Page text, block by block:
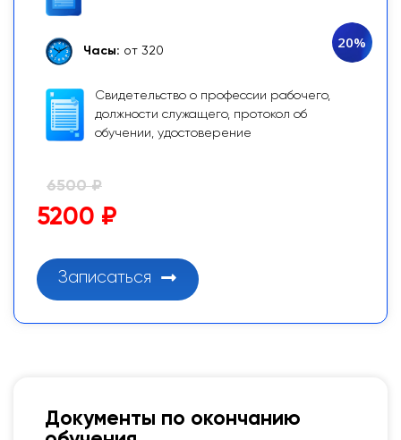
Часы: от 320
Свидетельство о профессии рабочего,
должности служащего, протокол об
обучении, удостоверение
20%
6500 ₽
5200 ₽
Записаться
Документы по окончанию